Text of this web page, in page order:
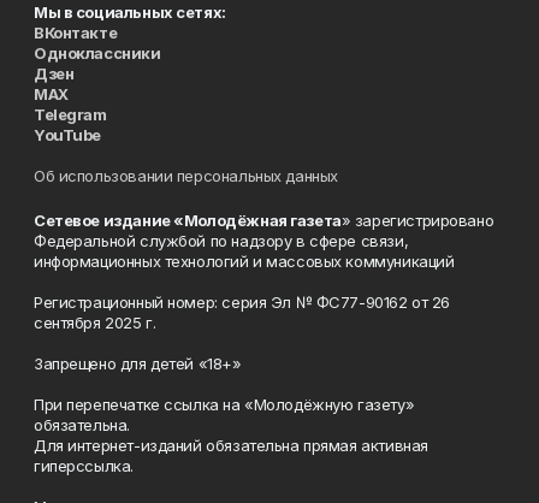
Мы в социальных сетях:
ВКонтакте
Одноклассники
Дзен
MAX
Telegram
YouTube
Об использовании персональных данных
Сетевое издание «Молодёжная газета» зарегистрировано
Федеральной службой по надзору в сфере связи,
информационных технологий и массовых коммуникаций
Регистрационный номер: серия Эл № ФС77-90162 от 26
сентября 2025 г.
Запрещено для детей «18+»
При перепечатке ссылка на «Молодёжную газету»
обязательна.
Для интернет-изданий обязательна прямая активная
гиперссылка.